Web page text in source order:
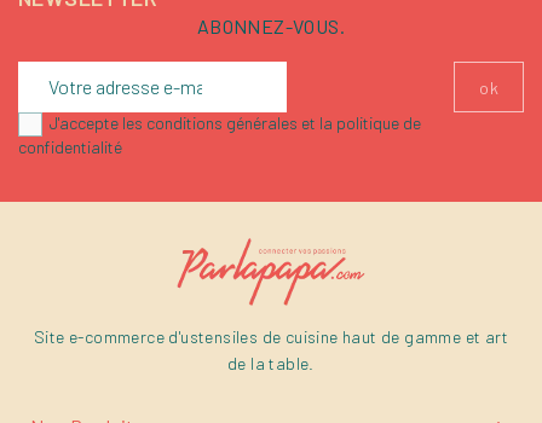
ABONNEZ-VOUS.
J'accepte les conditions générales et la politique de
confidentialité
Site e-commerce d'ustensiles de cuisine haut de gamme et art
de la table.